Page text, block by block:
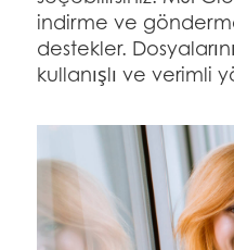
indirme ve
destekler.
kullanışlı ve verimli